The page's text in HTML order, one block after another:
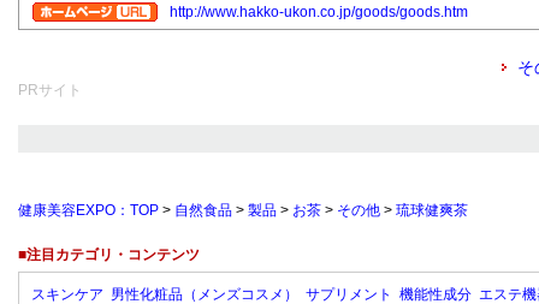
http://www.hakko-ukon.co.jp/goods/goods.htm
そ
PRサイト
健康美容EXPO：TOP > 自然食品 > 製品 > お茶 > その他 > 琉球健爽茶
■注目カテゴリ・コンテンツ
スキンケア 男性化粧品（メンズコスメ） サプリメント 機能性成分 エステ